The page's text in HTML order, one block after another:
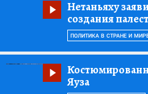
Нетаньяху
создания
ПОЛИТИКА В СТРАНЕ И
Яуза